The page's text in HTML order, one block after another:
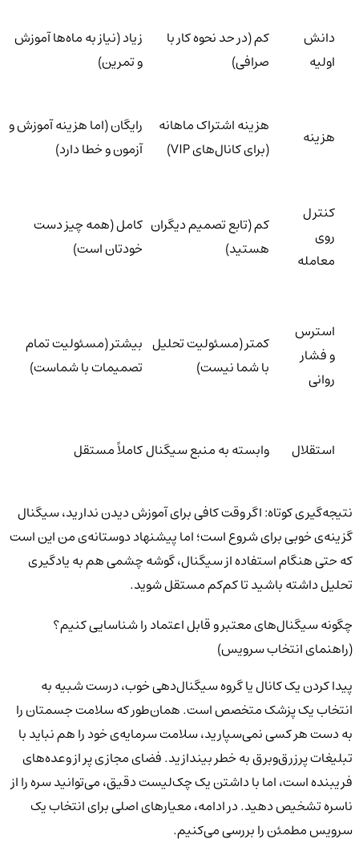
دانش
اولیه
کم (در حد نحوه کار با
صرافی)
زیاد (نیاز به ماه‌ها آموزش
و تمرین)
هزینه
هزینه اشتراک ماهانه
(برای کانال‌های VIP)
رایگان (اما هزینه آموزش و
آزمون و خطا دارد)
کنترل
روی
معامله
کم (تابع تصمیم دیگران
هستید)
کامل (همه چیز دست
خودتان است)
استرس
و فشار
روانی
کمتر (مسئولیت تحلیل
با شما نیست)
بیشتر (مسئولیت تمام
تصمیمات با شماست)
استقلال وابسته به منبع سیگنالکاملاً مستقل
نتیجه‌گیری کوتاه: اگر وقت کافی برای آموزش دیدن ندارید، سیگنال
گزینه‌ی خوبی برای شروع است؛ اما پیشنهاد دوستانه‌ی من این است
که حتی هنگام استفاده از سیگنال، گوشه چشمی هم به یادگیری
تحلیل داشته باشید تا کم‌کم مستقل شوید.
چگونه سیگنال‌های معتبر و قابل اعتماد را شناسایی کنیم؟
(راهنمای انتخاب سرویس)
پیدا کردن یک کانال یا گروه سیگنال‌دهی خوب، درست شبیه به
انتخاب یک پزشک متخصص است. همان‌طور که سلامت جسمتان را
به دست هر کسی نمی‌سپارید، سلامت سرمایه‌ی خود را هم نباید با
تبلیغات پرزرق‌وبرق به خطر بیندازید. فضای مجازی پر از وعده‌های
فریبنده است، اما با داشتن یک چک‌لیست دقیق، می‌توانید سره را از
ناسره تشخیص دهید. در ادامه، معیارهای اصلی برای انتخاب یک
سرویس مطمئن را بررسی می‌کنیم.